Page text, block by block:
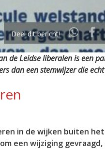
Deel dit bericht!
de Leidse liberalen is een
dan een stemwijzer die
in de wijken buiten
een wijziging